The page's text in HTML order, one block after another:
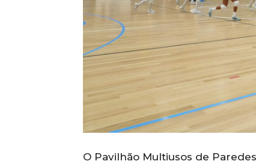
O Pavilhão Multiusos de Paredes